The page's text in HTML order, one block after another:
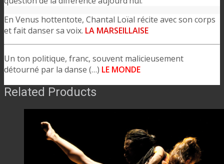
En Venus hottentote, Chantal Loïal récite avec son corps
et fait danser sa voix. LA MARSEILLAISE
Un ton politique, franc, souvent malicieusement
détourné par la danse (…) LE MONDE
Related Products